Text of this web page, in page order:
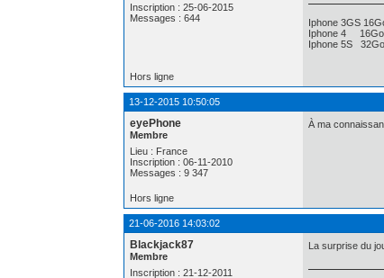
Inscription : 25-06-2015
Messages : 644
Iphone 3GS
Iphone 4 16Go
Iphone 5S
Hors ligne
13-12-2015 10:50:05
eyePhone
Membre
Lieu : France
Inscription : 06-11-2010
Messages : 9 347
À ma
Hors ligne
21-06-2016 14:03:02
Blackjack87
Membre
Inscription : 21-12-2011
La surprise du